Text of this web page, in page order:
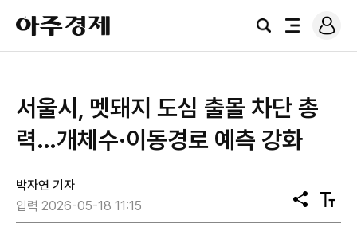
아
주
경
검
전
로
그
서울시, 멧돼지 도심 출몰 차단 총
력…개체수·이동경로 예측 강화
박자연 기자
입력 2026-05-18 11:15
공
유
텍
스